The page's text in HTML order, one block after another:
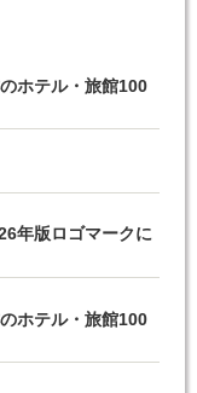
ホテル・旅館100
年版ロゴマークに
ホテル・旅館100